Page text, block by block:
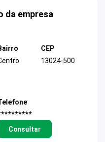
da empresa
CEP
13024-500
Consultar